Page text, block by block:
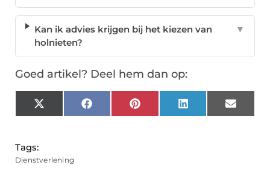
Kan ik advies krijgen bij het kiezen van
holnieten?
▼
Goed artikel? Deel hem dan op:
X
(Twitter)
FacebookPinterest LinkedIn Email
Tags:
Dienstverlening